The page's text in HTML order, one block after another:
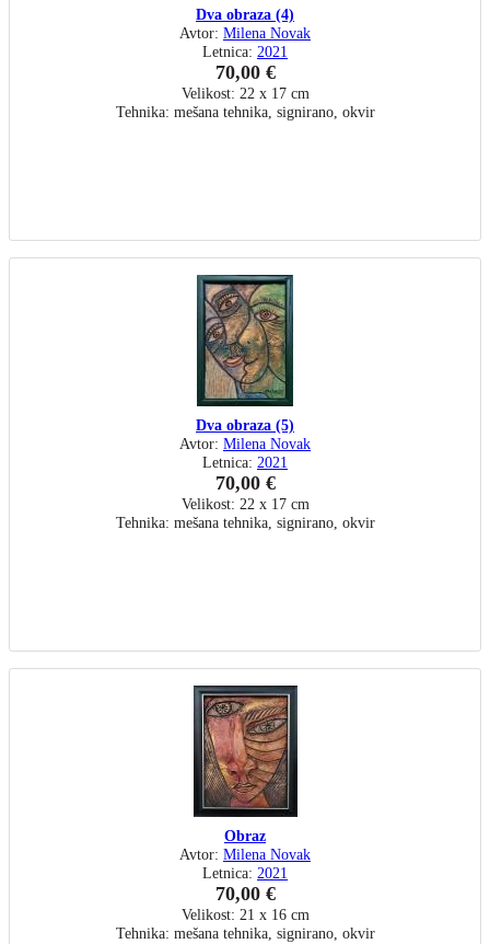
Dva obraza (4)
Avtor: Milena Novak
Letnica: 2021
70,00 €
Velikost: 22 x 17 cm
Tehnika: mešana tehnika, signirano, okvir
Dva obraza (5)
Avtor: Milena Novak
Letnica: 2021
70,00 €
Velikost: 22 x 17 cm
Tehnika: mešana tehnika, signirano, okvir
Obraz
Avtor: Milena Novak
Letnica: 2021
70,00 €
Velikost: 21 x 16 cm
Tehnika: mešana tehnika, signirano, okvir